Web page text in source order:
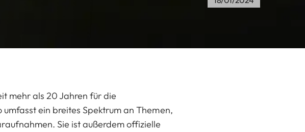
mehr als 20 Jahren für die
ein breites Spektrum an Themen,
Sie ist außerdem offizielle